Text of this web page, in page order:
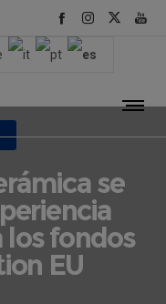
se
los fondos
EU